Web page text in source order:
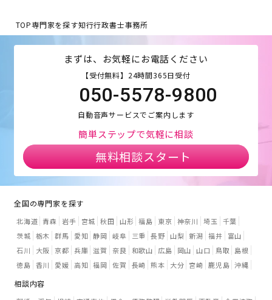
TOP専門家を探す知行行政書士事務所
まずは、お気軽にお電話ください
【受付無料】24時間365日受付
050-5578-9800
自動音声サービスでご案内します
簡単ステップで気軽に相談
無料相談スタート
全国の専門家を探す
北海道 青森 岩手 宮城 秋田 山形 福島 東京 神奈川 埼玉
千葉
茨城 栃木 群馬 愛知 静岡 岐阜 三重 長野 山梨 新潟 福井
富山
石川
大阪 京都 兵庫 滋賀 奈良 和歌山 広島 岡山 山口 鳥取
島根
徳島 香川 愛媛 高知 福岡 佐賀 長崎 熊本 大分 宮崎 鹿児島 沖縄
相談内容